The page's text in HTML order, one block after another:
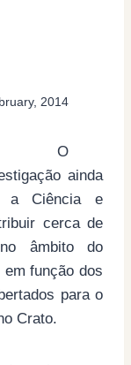
2014
O
ainda
a Ciência e
cerca de
âmbito do
função dos
para o
Crato.